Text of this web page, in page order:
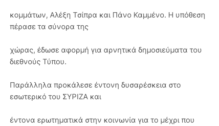
κομμάτων, Αλέξη Τσίπρα και Πάνο Καμμένο. Η υπόθεση
πέρασε τα σύνορα της
χώρας, έδωσε αφορμή για αρνητικά δημοσιεύματα του
διεθνούς Τύπου.
Παράλληλα προκάλεσε έντονη δυσαρέσκεια στο
εσωτερικό του ΣΥΡΙΖΑ και
έντονα ερωτηματικά στην κοινωνία για το μέχρι που